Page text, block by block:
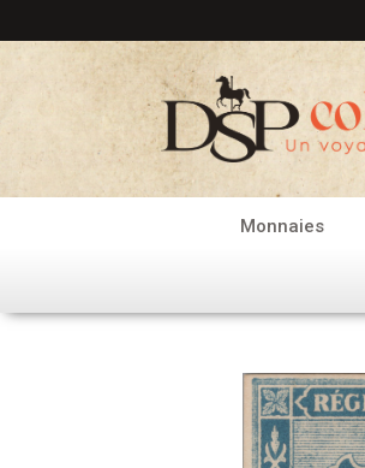
au
contenu
Monnaies